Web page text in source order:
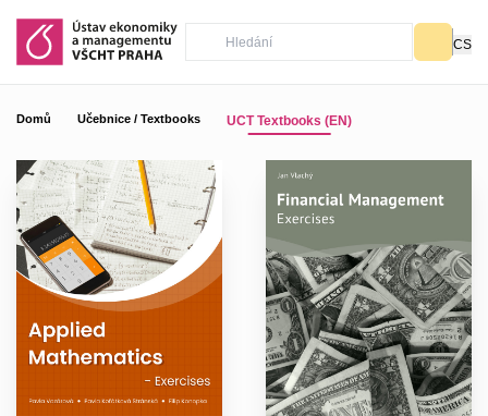
CS
Domů Učebnice / Textbooks UCT Textbooks (EN)